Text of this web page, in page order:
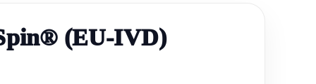
(EU-IVD)